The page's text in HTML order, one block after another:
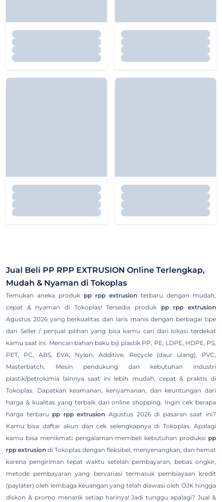
Jual Beli PP RPP EXTRUSION Online Terlengkap,
Mudah & Nyaman di Tokoplas
Temukan aneka produk pp rpp extrusion terbaru dengan mudah,
cepat & nyaman di Tokoplas! Tersedia produk pp rpp extrusion
Agustus 2026 yang berkualitas dan laris manis dengan berbagai tipe
dari Seller / penjual pilihan yang bisa kamu cari dari lokasi terdekat
kamu saat ini. Mencari bahan baku biji plastik PP, PE, LDPE, HDPE, PS,
PET, PC, ABS, EVA, Nylon, Additive, Recycle (daur ulang), PVC,
Masterbatch, Mesin pendukung dan kebutuhan industri
plastik/petrokimia lainnya saat ini lebih mudah, cepat & praktis di
Tokoplas. Dapatkan keamanan, kenyamanan, dan keuntungan dari
harga & kualitas yang terbaik dari online shopping. Ingin cek berapa
harga terbaru pp rpp extrusion Agustus 2026 di pasaran saat ini?
Kamu bisa daftar akun dan cek selengkapnya di Tokoplas. Apalagi
kamu bisa menikmati pengalaman membeli kebutuhan produksi pp
rpp extrusion di Tokoplas dengan fleksibel, menyenangkan, dan hemat
karena pengiriman tepat waktu setelah pembayaran, bebas ongkir,
metode pembayaran yang bervariasi termasuk pembiayaan kredit
(paylater) oleh lembaga keuangan yang telah diawasi oleh OJK hingga
diskon & promo menarik setiap harinya! Jadi tunggu apalagi? Jual &